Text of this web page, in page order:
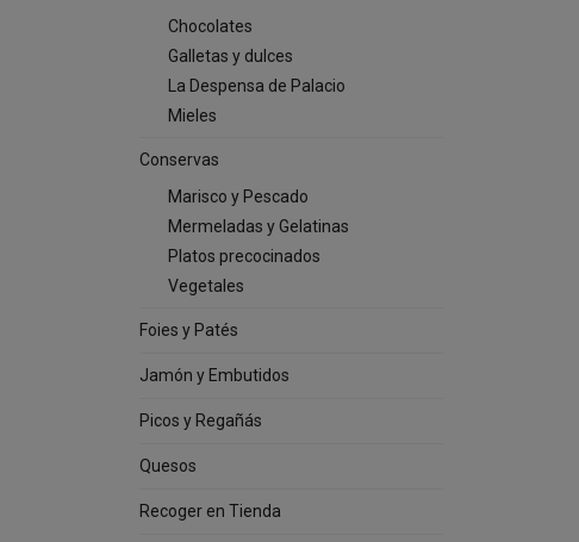
Chocolates
Galletas y dulces
La Despensa de Palacio
Mieles
Conservas
Marisco y Pescado
Mermeladas y Gelatinas
Platos precocinados
Vegetales
Foies y Patés
Jamón y Embutidos
Picos y Regañás
Quesos
Recoger en Tienda